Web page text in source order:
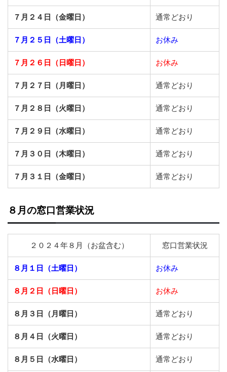
７月２４日（金曜日） 通常どおり
７月２５日（土曜日） お休み
７月２６日（日曜日） お休み
７月２７日（月曜日） 通常どおり
７月２８日（火曜日） 通常どおり
７月２９日（水曜日） 通常どおり
７月３０日（木曜日） 通常どおり
７月３１日（金曜日） 通常どおり
８月の窓口営業状況
２０２４年８月（お盆含む） 窓口営業状況
８月１日（土曜日） お休み
８月２日（日曜日） お休み
８月３日（月曜日） 通常どおり
８月４日（火曜日） 通常どおり
８月５日（水曜日） 通常どおり